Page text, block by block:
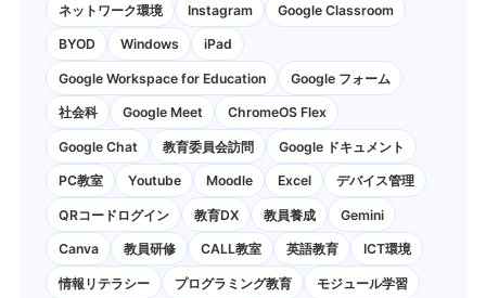
ネットワーク環境 Instagram Google Classroom
BYOD Windows iPad
Google Workspace for Education Google フォーム
社会科 Google Meet ChromeOS Flex
Google Chat 教育委員会訪問 Google ドキュメント
PC教室 Youtube Moodle Excel デバイス管理
QRコードログイン 教育DX 教員養成 Gemini
Canva 教員研修 CALL教室 英語教育 ICT環境
情報リテラシー プログラミング教育 モジュール学習